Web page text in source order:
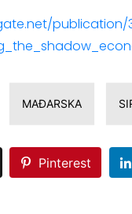
publication/
MAĐARSKA
Pinterest